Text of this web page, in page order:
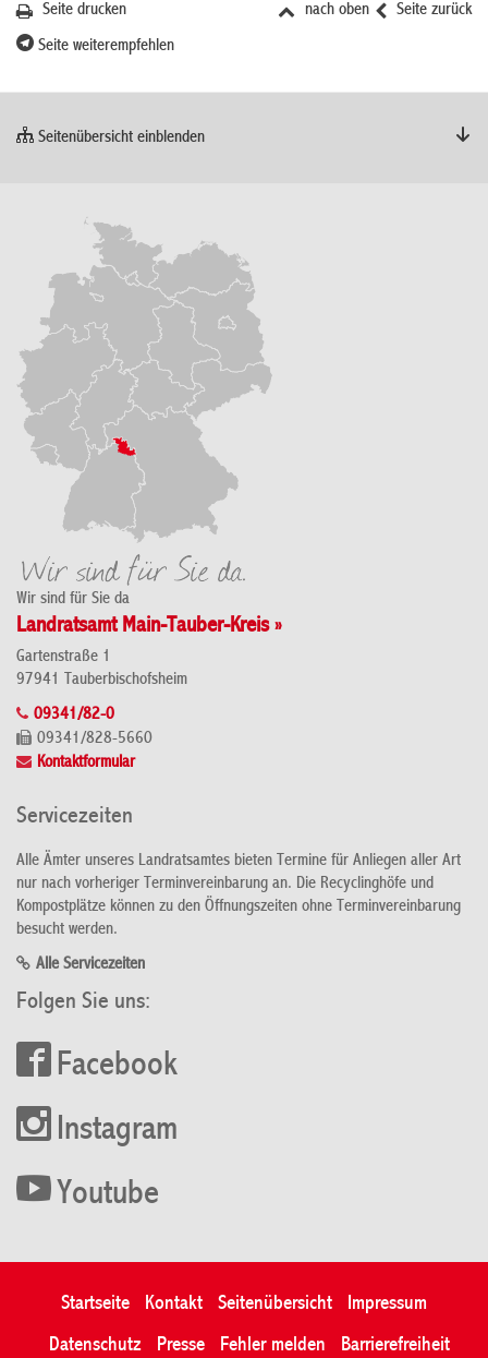
Seite zurück
nach oben
Seite drucken
Seite weiterempfehlen
Seitenübersicht einblenden
Wir sind für Sie da
Landratsamt Main-Tauber-Kreis »
Gartenstraße 1
97941 Tauberbischofsheim
09341/82-0
09341/828-5660
Kontaktformular
Servicezeiten
Alle Ämter unseres Landratsamtes bieten Termine für Anliegen aller Art
nur nach vorheriger Terminvereinbarung an. Die Recyclinghöfe und
Kompostplätze können zu den Öffnungszeiten ohne Terminvereinbarung
besucht werden.
Alle Servicezeiten
Folgen Sie uns:
Facebook
Instagram
Youtube
Startseite Kontakt Seitenübersicht
Impressum
Datenschutz
Presse Fehler melden Barrierefreiheit